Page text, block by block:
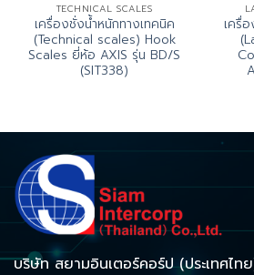
TECHNICAL SCALES
เครื่องชั่งน้ำหนักทางเทคนิค
(Technical scales) Hook
Scales ยี่ห้อ AXIS รุ่น BD/S
(SIT338)
เครื่
บริษัท สยามอินเตอร์คอร์ป (ประเทศไท